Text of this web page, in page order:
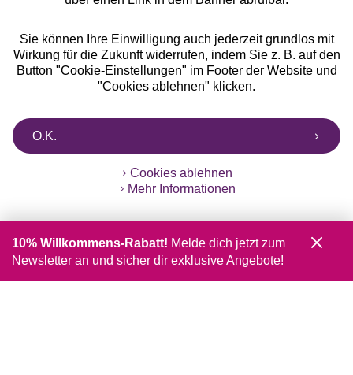
Sie können Ihre Einwilligung auch jederzeit grundlos mit
Wirkung für die Zukunft widerrufen, indem Sie z. B. auf den
Button "Cookie-Einstellungen" im Footer der Website und
"Cookies ablehnen" klicken.
O.K.
Cookies ablehnen
Mehr Informationen
10% Willkommens-Rabatt! Melde dich jetzt zum
Newsletter an und sicher dir exklusive Angebote!